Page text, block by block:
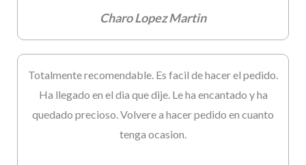
Charo Lopez Martin
Totalmente recomendable. Es facil de hacer el pedido.
Ha llegado en el dia que dije. Le ha encantado y ha
quedado precioso. Volvere a hacer pedido en cuanto
tenga ocasion.